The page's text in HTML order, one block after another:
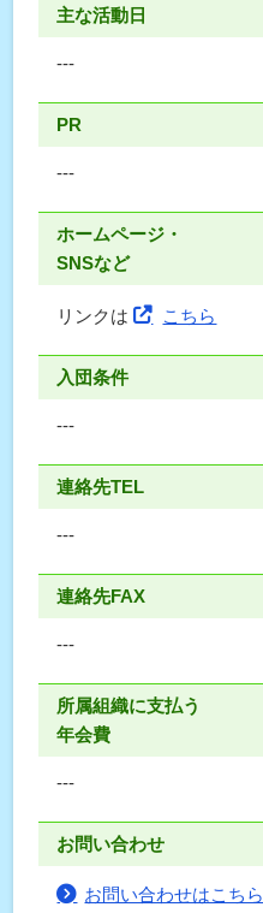
主な活動日
---
PR
---
ホームページ・
SNSなど
リンクは こちら
入団条件
---
連絡先TEL
---
連絡先FAX
---
所属組織に支払う
年会費
---
お問い合わせ
お問い合わせはこちら